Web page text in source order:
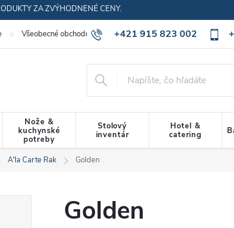
ZA ZVÝHODNENÉ CENY.
+421 915 823 002
Všeobecné obchodné podmienky Ochrana osobných
Nože &
kuchynské
potreby
Stolový
inventár
Hotel &
catering
A'la Carte Rak Golden
Golden